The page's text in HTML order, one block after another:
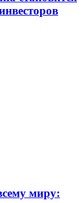
миру: